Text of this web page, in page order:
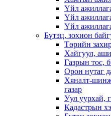
Үйл
Үйл
Үйл
Бүтэц, зохион
Төрийн
Хайгуул,
Газрын тос,
Орон нутаг
Хяналт-
газар
Уул уурхай,
Кадастрын